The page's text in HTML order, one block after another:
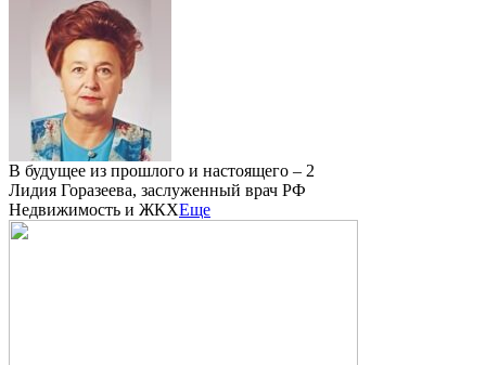
В будущее из прошлого и настоящего – 2
Лидия Горазеева, заслуженный врач РФ
Недвижимость и ЖКХЕще